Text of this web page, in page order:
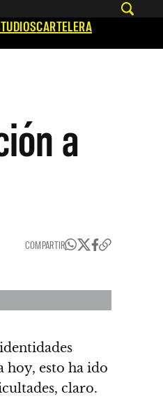
CARTELERA
a
COMPARTIR
hoy, esto ha ido
claro.